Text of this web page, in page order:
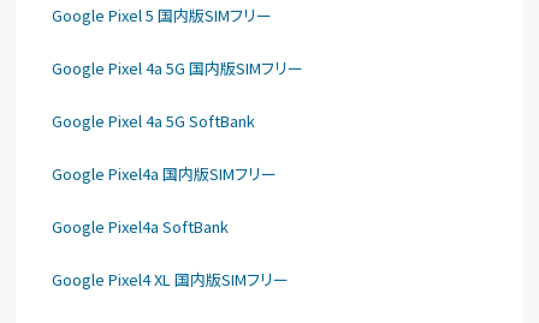
Google Pixel 5 国内版SIMフリー
Google Pixel 4a 5G 国内版SIMフリー
Google Pixel 4a 5G SoftBank
Google Pixel4a 国内版SIMフリー
Google Pixel4a SoftBank
Google Pixel4 XL 国内版SIMフリー